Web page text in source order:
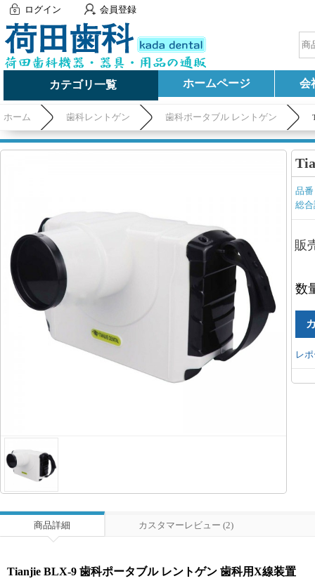
ログイン 会員登録
カテゴリ一覧 ホームページ 会
ホーム 歯科レントゲン 歯科ポータブル レントゲン
品
総
販
数
レ
商品詳細 カスタマーレビュー (2)
Tianjie BLX-9 歯科ポータブル レントゲン 歯科用X線装置